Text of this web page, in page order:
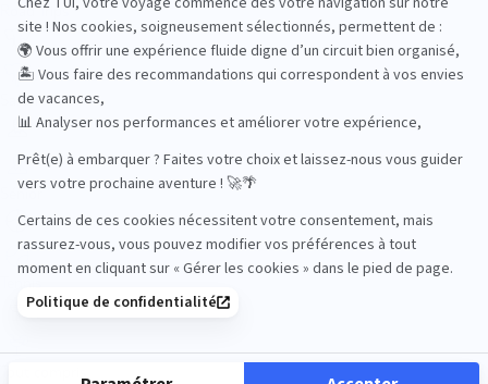
Road Trips
Safari
Sénior